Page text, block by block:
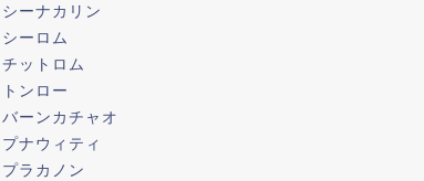
シーナカリン
シーロム
チットロム
トンロー
バーンカチャオ
プナウィティ
プラカノン